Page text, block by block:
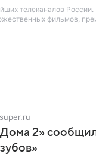
телеканалов
фильмов,
super.ru
2»